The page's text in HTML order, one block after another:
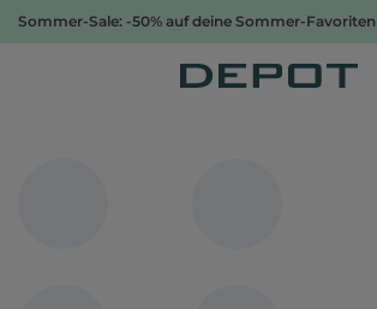
Sommer-Sale: -50% auf deine Sommer-Favoriten